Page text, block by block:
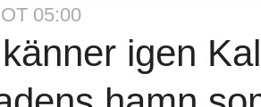
05:00
igen